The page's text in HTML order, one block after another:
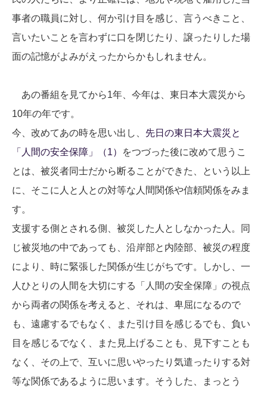
事者の職員に対し、何か引け目を感じ、言うべきこと、
言いたいことを言わずに口を閉じたり、譲ったりした場
面の記憶がよみがえったからかもしれません。
あの番組を見てから1年、今年は、東日本大震災から
10年の年です。
今、改めてあの時を思い出し、 先日の東日本大震災と
「人間の安全保障」（1）
をつづった後に改めて思うこ
とは、被災者同士だから断ることができた、という以上
に、そこに人と人との対等な人間関係や信頼関係をみま
す。
支援する側とされる側、被災した人としなかった人。同
じ被災地の中であっても、沿岸部と内陸部、被災の程度
により、時に緊張した関係が生じがちです。しかし、一
人ひとりの人間を大切にする「人間の安全保障」の視点
から両者の関係を考えると、それは、卑屈になるので
も、遠慮するでもなく、また引け目を感じるでも、負い
目を感じるでなく、また見上げることも、見下すことも
なく、その上で、互いに思いやったり気遣ったりする対
等な関係であるように思います。そうした、まっとう